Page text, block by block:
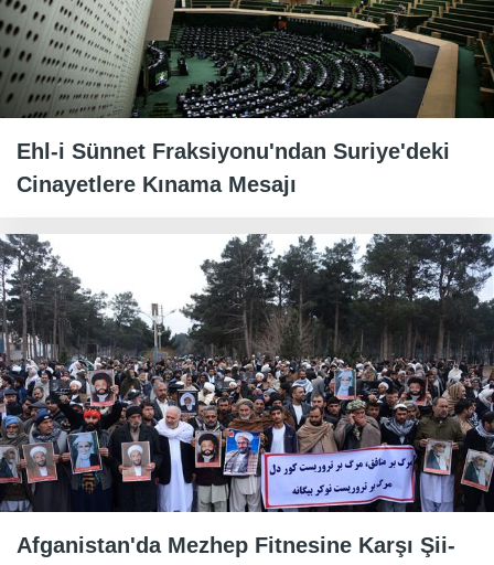
Ehl-i Sünnet Fraksiyonu'ndan Suriye'deki
Cinayetlere Kınama Mesajı
Afganistan'da Mezhep Fitnesine Karşı Şii-